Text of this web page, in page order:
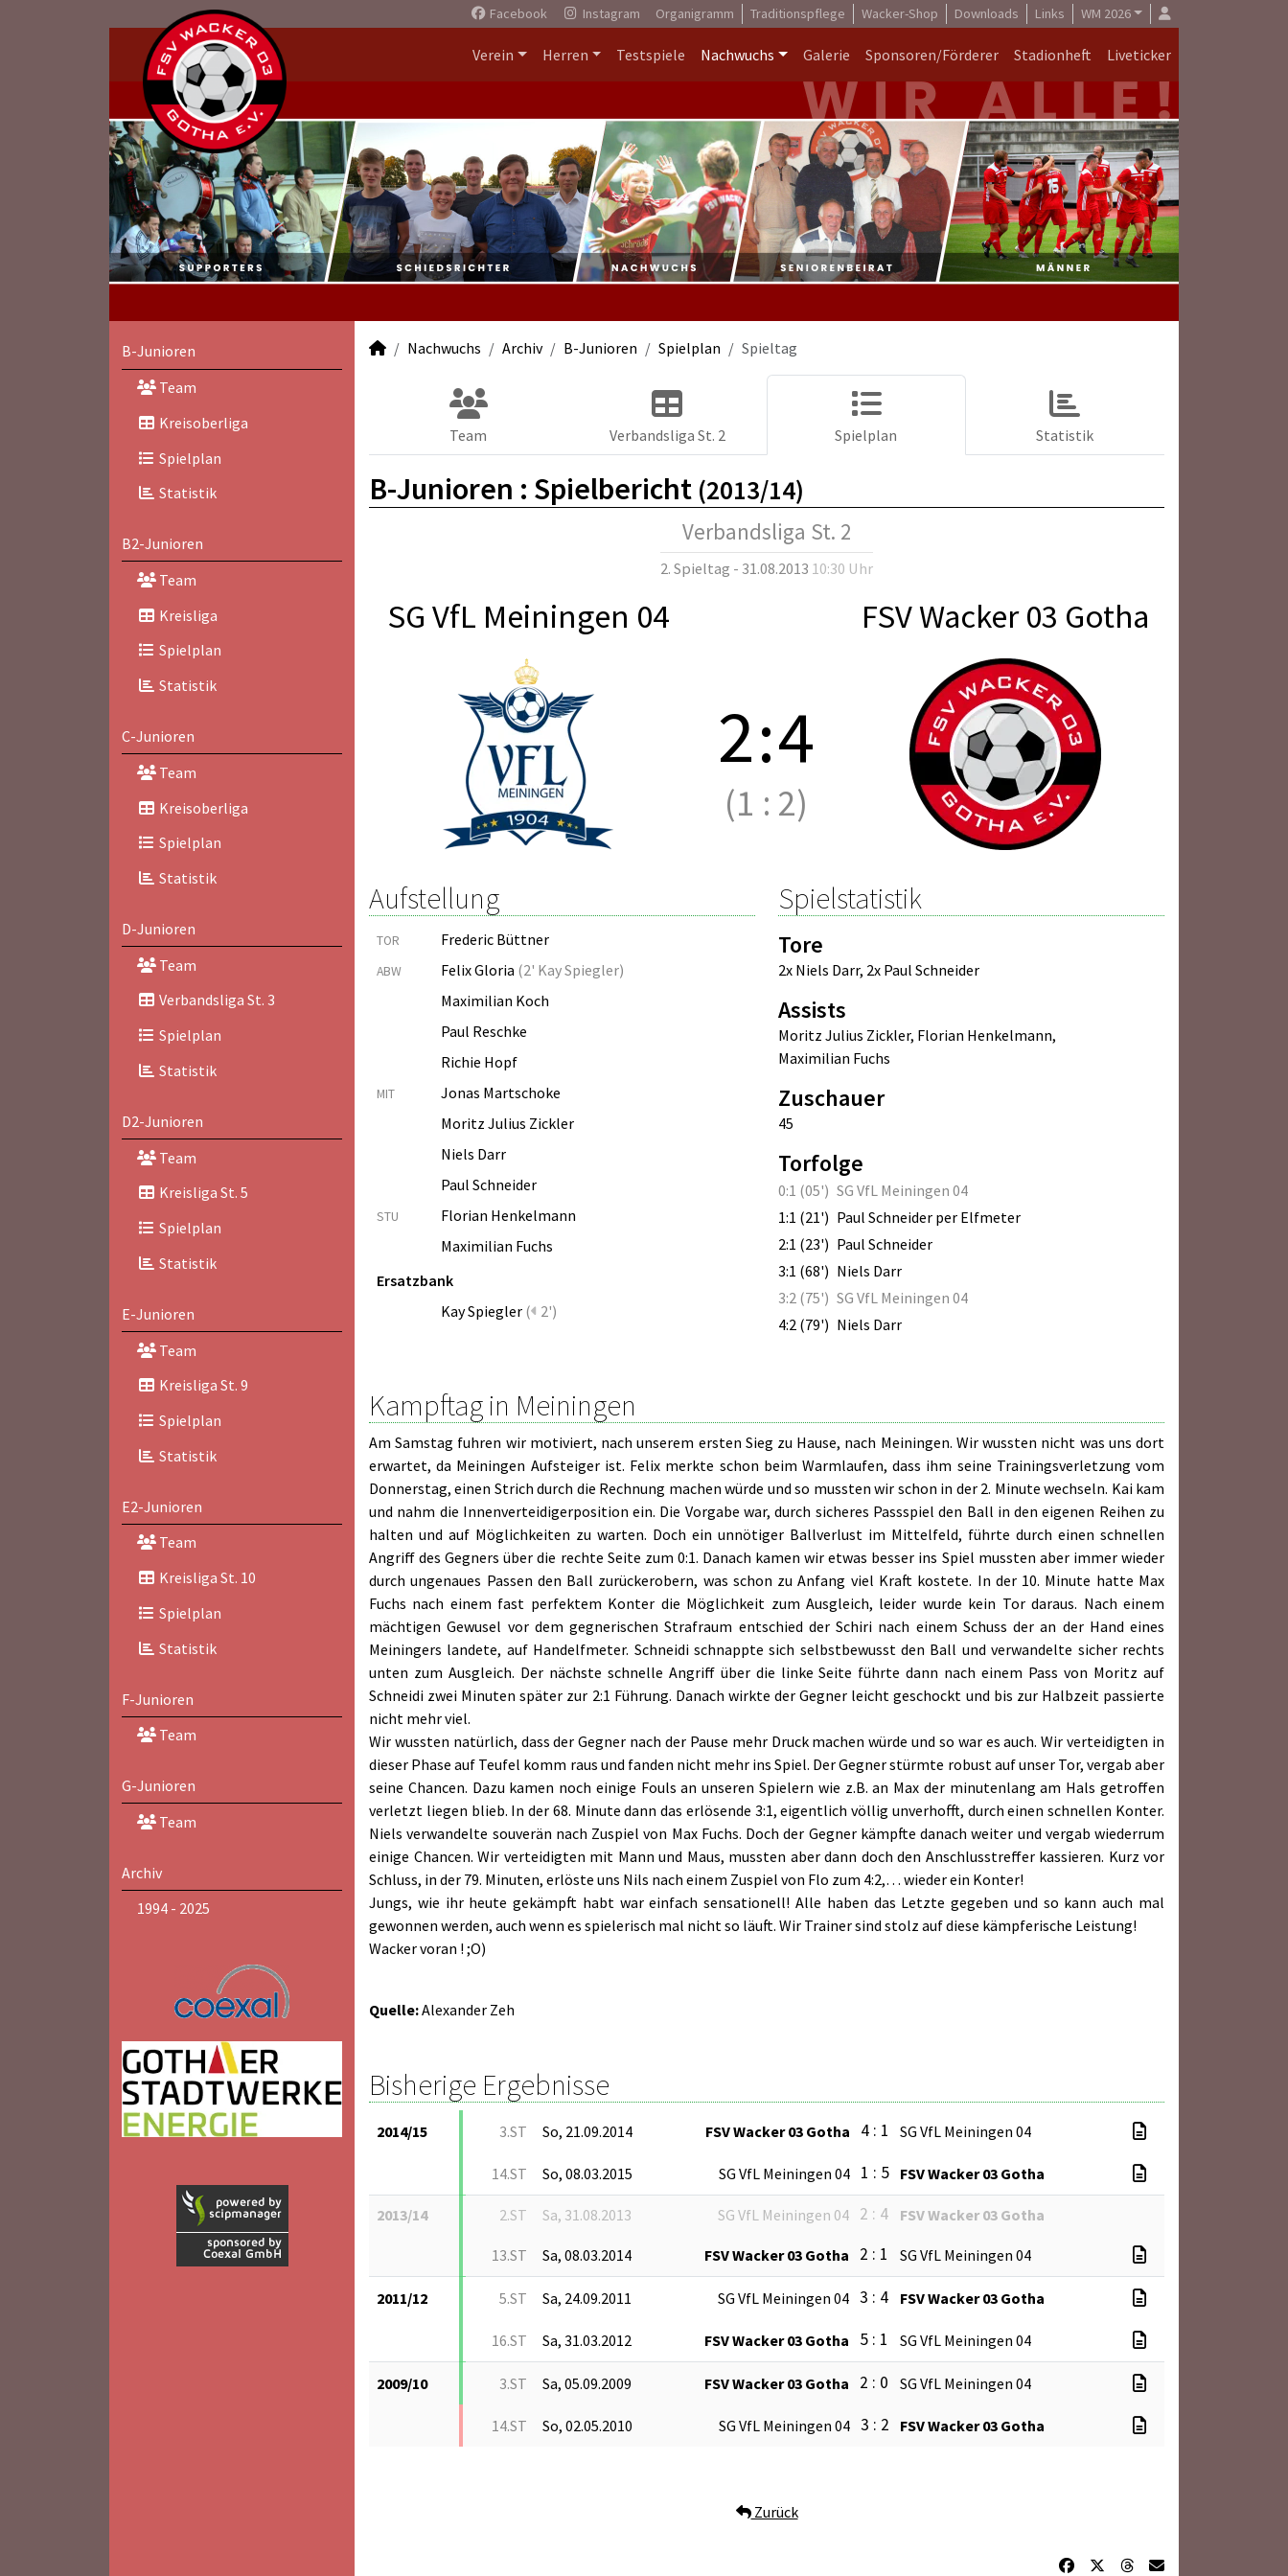
Facebook Instagram Organigramm Traditionspflege Wacker-Shop Downloads Links WM 2026
Verein Herren Testspiele Nachwuchs Galerie Sponsoren/Förderer Stadionheft Liveticker
B-Junioren
Team
Kreisoberliga
Spielplan
Statistik
B2-Junioren
Team
Kreisliga
Spielplan
Statistik
C-Junioren
Team
Kreisoberliga
Spielplan
Statistik
D-Junioren
Team
Verbandsliga St. 3
Spielplan
Statistik
D2-Junioren
Team
Kreisliga St. 5
Spielplan
Statistik
E-Junioren
Team
Kreisliga St. 9
Spielplan
Statistik
E2-Junioren
Team
Kreisliga St. 10
Spielplan
Statistik
F-Junioren
Team
G-Junioren
Team
Archiv
1994 - 2025
Nachwuchs Archiv B-Junioren Spielplan Spieltag
Team Verbandsliga St. 2 Spielplan Statistik
B-Junioren : Spielbericht (2013/14)
Verbandsliga St. 2
2. Spieltag - 31.08.2013 10:30 Uhr
SG VfL Meiningen 04 FSV Wacker 03 Gotha
2:4
(1 : 2)
Aufstellung
TOR Frederic Büttner
ABW Felix Gloria (2' Kay Spiegler)
Maximilian Koch
Paul Reschke
Richie Hopf
MIT
Jonas Martschoke
Moritz Julius Zickler
Niels Darr
Paul Schneider
STU
Florian Henkelmann
Maximilian Fuchs
Ersatzbank
Kay Spiegler ( 2')
Spielstatistik
Tore
2x Niels Darr, 2x Paul Schneider
Assists
Moritz Julius Zickler, Florian Henkelmann,
Maximilian Fuchs
Zuschauer
45
Torfolge
0:1 (05') SG VfL Meiningen 04
1:1 (21') Paul Schneider per Elfmeter
2:1 (23') Paul Schneider
3:1 (68') Niels Darr
3:2 (75') SG VfL Meiningen 04
4:2 (79') Niels Darr
Kampftag in Meiningen
Am Samstag fuhren wir motiviert, nach unserem ersten Sieg zu Hause, nach Meiningen. Wir wussten nicht was uns dort
erwartet, da Meiningen Aufsteiger ist. Felix merkte schon beim Warmlaufen, dass ihm seine Trainingsverletzung vom
Donnerstag, einen Strich durch die Rechnung machen würde und so mussten wir schon in der 2. Minute wechseln. Kai kam
und nahm die Innenverteidigerposition ein. Die Vorgabe war, durch sicheres Passspiel den Ball in den eigenen Reihen zu
halten und auf Möglichkeiten zu warten. Doch ein unnötiger Ballverlust im Mittelfeld, führte durch einen schnellen
Angriff des Gegners über die rechte Seite zum 0:1. Danach kamen wir etwas besser ins Spiel mussten aber immer wieder
durch ungenaues Passen den Ball zurückerobern, was schon zu Anfang viel Kraft kostete. In der 10. Minute hatte Max
Fuchs nach einem fast perfektem Konter die Möglichkeit zum Ausgleich, leider wurde kein Tor daraus. Nach einem
mächtigen Gewusel vor dem gegnerischen Strafraum entschied der Schiri nach einem Schuss der an der Hand eines
Meiningers landete, auf Handelfmeter. Schneidi schnappte sich selbstbewusst den Ball und verwandelte sicher rechts
unten zum Ausgleich. Der nächste schnelle Angriff über die linke Seite führte dann nach einem Pass von Moritz auf
Schneidi zwei Minuten später zur 2:1 Führung. Danach wirkte der Gegner leicht geschockt und bis zur Halbzeit passierte
nicht mehr viel.
Wir wussten natürlich, dass der Gegner nach der Pause mehr Druck machen würde und so war es auch. Wir verteidigten in
dieser Phase auf Teufel komm raus und fanden nicht mehr ins Spiel. Der Gegner stürmte robust auf unser Tor, vergab aber
seine Chancen. Dazu kamen noch einige Fouls an unseren Spielern wie z.B. an Max der minutenlang am Hals getroffen
verletzt liegen blieb. In der 68. Minute dann das erlösende 3:1, eigentlich völlig unverhofft, durch einen schnellen Konter.
Niels verwandelte souverän nach Zuspiel von Max Fuchs. Doch der Gegner kämpfte danach weiter und vergab wiederrum
einige Chancen. Wir verteidigten mit Mann und Maus, mussten aber dann doch den Anschlusstreffer kassieren. Kurz vor
Schluss, in der 79. Minuten, erlöste uns Nils nach einem Zuspiel von Flo zum 4:2,… wieder ein Konter!
Jungs, wie ihr heute gekämpft habt war einfach sensationell! Alle haben das Letzte gegeben und so kann auch mal
gewonnen werden, auch wenn es spielerisch mal nicht so läuft. Wir Trainer sind stolz auf diese kämpferische Leistung!
Wacker voran ! ;O)
Quelle:Alexander Zeh
Bisherige Ergebnisse
2014/15 3.ST So, 21.09.2014 FSV Wacker 03 Gotha 4 : 1 SG VfL Meiningen 04
14.ST So, 08.03.2015 SG VfL Meiningen 04 1 : 5 FSV Wacker 03 Gotha
2013/14 2.ST Sa, 31.08.2013 SG VfL Meiningen 04 2 : 4 FSV Wacker 03 Gotha
13.ST Sa, 08.03.2014 FSV Wacker 03 Gotha 2 : 1 SG VfL Meiningen 04
2011/12 5.ST Sa, 24.09.2011 SG VfL Meiningen 04 3 : 4 FSV Wacker 03 Gotha
16.ST Sa, 31.03.2012 FSV Wacker 03 Gotha 5 : 1 SG VfL Meiningen 04
2009/10 3.ST Sa, 05.09.2009 FSV Wacker 03 Gotha 2 : 0 SG VfL Meiningen 04
14.ST So, 02.05.2010 SG VfL Meiningen 04 3 : 2 FSV Wacker 03 Gotha
Zurück